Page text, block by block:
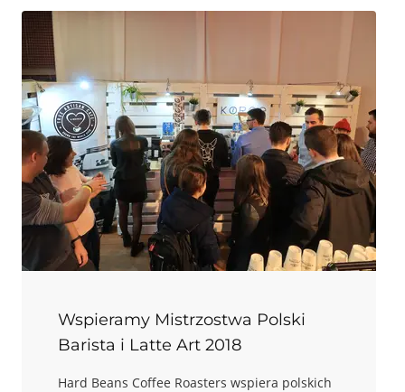
Wspieramy Mistrzostwa Polski
Barista i Latte Art 2018
Hard Beans Coffee Roasters wspiera polskich